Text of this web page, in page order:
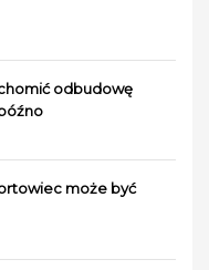
odbudowę
może być